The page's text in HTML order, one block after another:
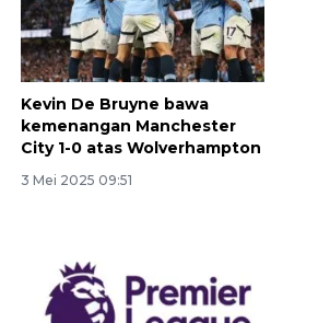
Kevin De Bruyne bawa
kemenangan Manchester
City 1-0 atas Wolverhampton
3 Mei 2025 09:51
berbasis AI
13:45:00